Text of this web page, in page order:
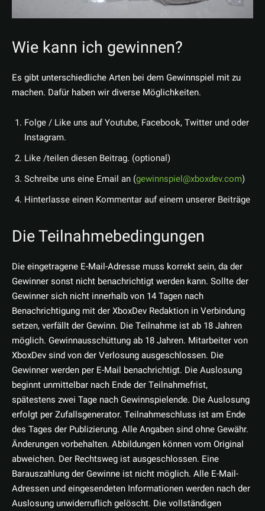
Wie kann ich gewinnen?
Es gibt unterschiedliche Arten bei dem Gewinnspiel mit zu
machen. Dafür haben wir diverse Möglichkeiten.
Folge / Like uns auf Youtube, Facebook, Twitter und oder
Instagram.
Like /teilen diesen Beitrag. (optional)
Schreibe uns eine Email an (gewinnspiel@xboxdev.com)
Hinterlasse einen Kommentar auf einem unserer Beiträge
Die Teilnahmebedingungen
Die eingetragene E-Mail-Adresse muss korrekt sein, da der
Gewinner sonst nicht benachrichtigt werden kann. Sollte der
Gewinner sich nicht innerhalb von 14 Tagen nach
Benachrichtigung mit der XboxDev Redaktion in Verbindung
setzen, verfällt der Gewinn. Die Teilnahme ist ab 18 Jahren
möglich. Gewinnausschüttung ab 18 Jahren. Mitarbeiter von
XboxDev sind von der Verlosung ausgeschlossen. Die
Gewinner werden per E-Mail benachrichtigt. Die Auslosung
beginnt unmittelbar nach Ende der Teilnahmefrist,
spätestens zwei Tage nach Gewinnspielende. Die Auslosung
erfolgt per Zufallsgenerator. Teilnahmeschluss ist am Ende
des Tages der Publizierung. Alle Angaben sind ohne Gewähr.
Änderungen vorbehalten. Abbildungen können vom Original
abweichen. Der Rechtsweg ist ausgeschlossen. Eine
Barauszahlung der Gewinne ist nicht möglich. Alle E-Mail-
Adressen und eingesendeten Informationen werden nach der
Auslosung unwiderruflich gelöscht. Die vollständigen